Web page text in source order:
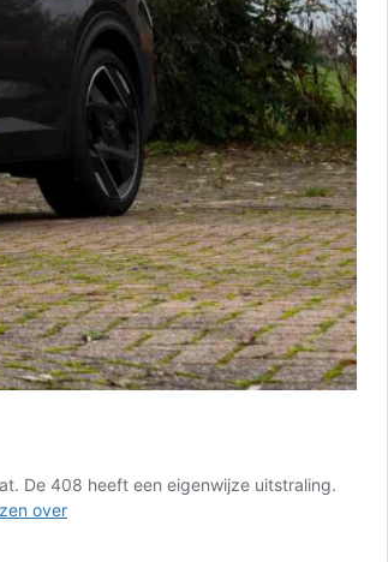
De 408 heeft een eigenwijze uitstraling.
overReview